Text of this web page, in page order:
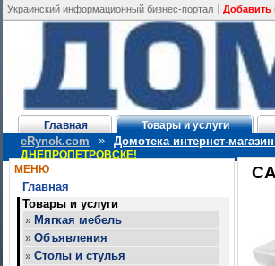
Украинский информационный бизнес-портал Добавить
Главная Товары и услуги
eRynok.com » Домотека интернет-
ДНЕПРОПЕТРОВСКЕ!
МЕНЮ
Главная
Товары и услуги
» Мягкая мебель
» Объявления
» Столы и стулья